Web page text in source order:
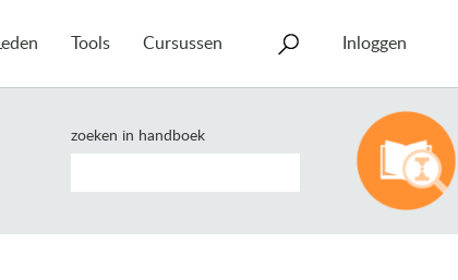
Leden Tools Cursussen Inloggen
zoeken in handboek